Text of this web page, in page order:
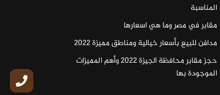
المناسبة
مقابر في مصر وما هي اسعارها
مدافن للبيع بأسعار خيالية ومناطق مميزة 2022
حجز مقابر محافظة الجيزة 2022 وأهم المميزات
الموجودة بها